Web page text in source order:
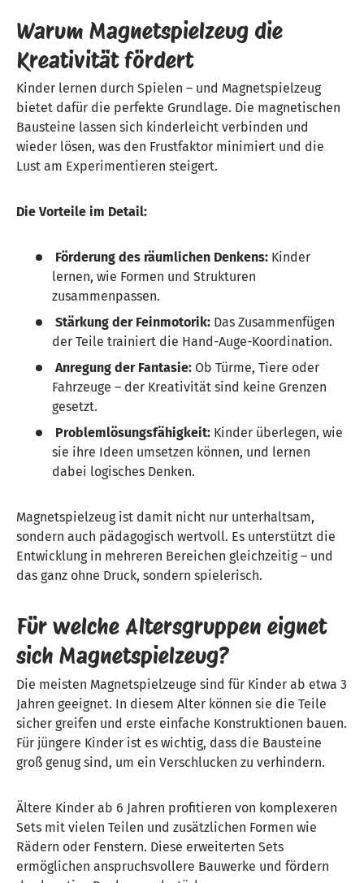
Warum Magnetspielzeug die
Kreativität fördert
Kinder lernen durch Spielen – und Magnetspielzeug
bietet dafür die perfekte Grundlage. Die magnetischen
Bausteine lassen sich kinderleicht verbinden und
wieder lösen, was den Frustfaktor minimiert und die
Lust am Experimentieren steigert.
Die Vorteile im Detail:
Förderung des räumlichen Denkens: Kinder
lernen, wie Formen und Strukturen
zusammenpassen.
Stärkung der Feinmotorik: Das Zusammenfügen
der Teile trainiert die Hand-Auge-Koordination.
Anregung der Fantasie: Ob Türme, Tiere oder
Fahrzeuge – der Kreativität sind keine Grenzen
gesetzt.
Problemlösungsfähigkeit: Kinder überlegen, wie
sie ihre Ideen umsetzen können, und lernen
dabei logisches Denken.
Magnetspielzeug ist damit nicht nur unterhaltsam,
sondern auch pädagogisch wertvoll. Es unterstützt die
Entwicklung in mehreren Bereichen gleichzeitig – und
das ganz ohne Druck, sondern spielerisch.
Für welche Altersgruppen eignet
sich Magnetspielzeug?
Die meisten Magnetspielzeuge sind für Kinder ab etwa 3
Jahren geeignet. In diesem Alter können sie die Teile
sicher greifen und erste einfache Konstruktionen bauen.
Für jüngere Kinder ist es wichtig, dass die Bausteine
groß genug sind, um ein Verschlucken zu verhindern.
Ältere Kinder ab 6 Jahren profitieren von komplexeren
Sets mit vielen Teilen und zusätzlichen Formen wie
Rädern oder Fenstern. Diese erweiterten Sets
ermöglichen anspruchsvollere Bauwerke und fördern